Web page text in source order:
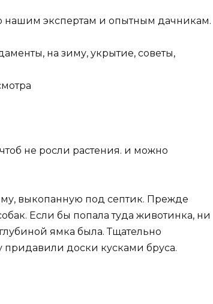
нашим экспертам и опытным дачникам.
на зиму, укрытие, советы,
не росли растения. и можно
выкопанную под септик. Прежде
Если бы попала туда животинка, ни
ямка была. Тщательно
доски кусками бруса.